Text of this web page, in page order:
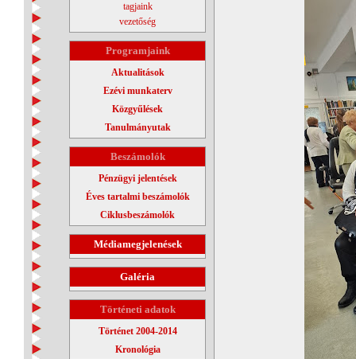
tagjaink
vezetőség
Programjaink
Aktualitások
Ezévi munkaterv
Közgyűlések
Tanulmányutak
Beszámolók
Pénzügyi jelentések
Éves tartalmi beszámolók
Ciklusbeszámolók
Médiamegjelenések
Galéria
Történeti adatok
Történet 2004-2014
Kronológia